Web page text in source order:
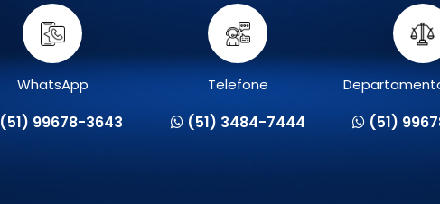
WhatsApp
(51) 99678-3643
Telefone
(51) 3484-7444 (51)